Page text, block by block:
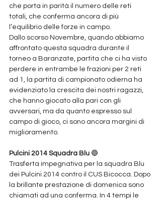
che porta in parità il numero delle reti
totali, che conferma ancora di più
l’equilibrio delle forze in campo.
Dallo scorso Novembre, quando abbiamo
affrontato questa squadra durante il
torneo a Baranzate, partita che ci ha visto
perdere in entrambe le frazioni per 2 reti
ad 1, la partita di campionato odierna ha
evidenziato la crescita dei nostri ragazzi,
che hanno giocato alla pari con gli
avversari, ma da quanto espresso sul
campo di gioco, ci sono ancora margini di
miglioramento.
Pulcini 2014 Squadra Blu 🔵
Trasferta impegnativa per la squadra Blu
dei Pulcini 2014 contro il CUS Bicocca. Dopo
la brillante prestazione di domenica sono
chiamati ad una conferma. In 4 tempi le